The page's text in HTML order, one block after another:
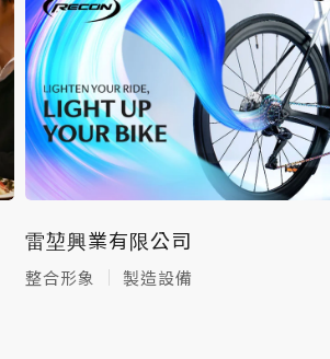
雷堃興業有限公司
整合形象 製造設備